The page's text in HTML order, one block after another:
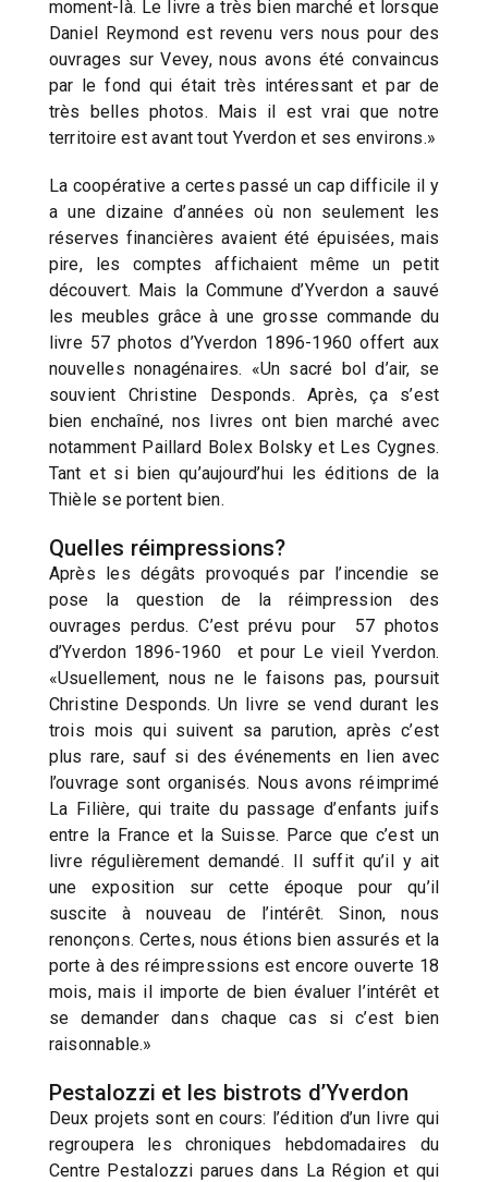
moment-là. Le livre a très bien marché et lorsque
Daniel Reymond est revenu vers nous pour des
ouvrages sur Vevey, nous avons été convaincus
par le fond qui était très intéressant et par de
très belles photos. Mais il est vrai que notre
territoire est avant tout Yverdon et ses environs.»
La coopérative a certes passé un cap difficile il y
a une dizaine d’années où non seulement les
réserves financières avaient été épuisées, mais
pire, les comptes affichaient même un petit
découvert. Mais la Commune d’Yverdon a sauvé
les meubles grâce à une grosse commande du
livre 57 photos d’Yverdon 1896-1960 offert aux
nouvelles nonagénaires. «Un sacré bol d’air, se
souvient Christine Desponds. Après, ça s’est
bien enchaîné, nos livres ont bien marché avec
notamment Paillard Bolex Bolsky et Les Cygnes.
Tant et si bien qu’aujourd’hui les éditions de la
Thièle se portent bien.
Quelles réimpressions?
Après les dégâts provoqués par l’incendie se
pose la question de la réimpression des
ouvrages perdus. C’est prévu pour 57 photos
d’Yverdon 1896-1960 et pour Le vieil Yverdon.
«Usuellement, nous ne le faisons pas, poursuit
Christine Desponds. Un livre se vend durant les
trois mois qui suivent sa parution, après c’est
plus rare, sauf si des événements en lien avec
l’ouvrage sont organisés. Nous avons réimprimé
La Filière, qui traite du passage d’enfants juifs
entre la France et la Suisse. Parce que c’est un
livre régulièrement demandé. Il suffit qu’il y ait
une exposition sur cette époque pour qu’il
suscite à nouveau de l’intérêt. Sinon, nous
renonçons. Certes, nous étions bien assurés et la
porte à des réimpressions est encore ouverte 18
mois, mais il importe de bien évaluer l’intérêt et
se demander dans chaque cas si c’est bien
raisonnable.»
Pestalozzi et les bistrots d’Yverdon
Deux projets sont en cours: l’édition d’un livre qui
regroupera les chroniques hebdomadaires du
Centre Pestalozzi parues dans La Région et qui